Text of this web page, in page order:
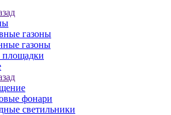
газоны
газоны
фонари
светильники